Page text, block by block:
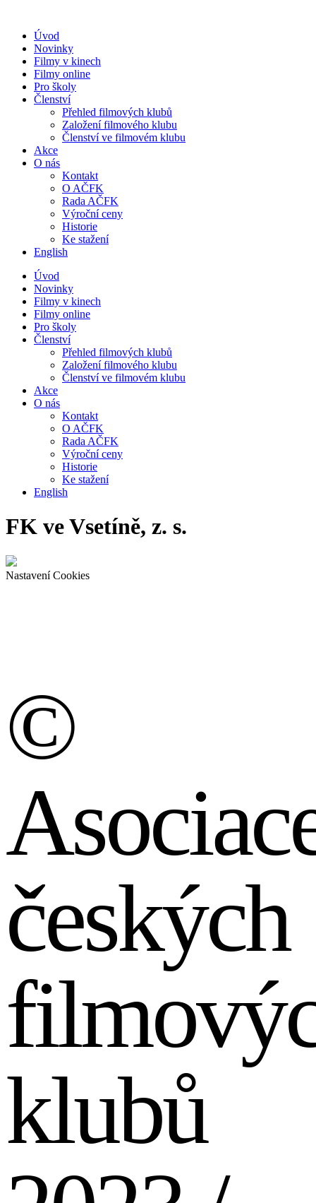
obsahuÚvod
Novinky
Filmy v kinech
Filmy online
Pro školy
Členství
Přehled filmových klubů
Založení filmového klubu
Členství ve filmovém klubu
Akce
O nás
Kontakt
O AČFK
Rada AČFK
Výroční ceny
Historie
Ke stažení
English
Úvod
Novinky
Filmy v kinech
Filmy online
Pro školy
Členství
Přehled filmových klubů
Založení filmového klubu
Členství ve filmovém klubu
Akce
O nás
Kontakt
O AČFK
Rada AČFK
Výroční ceny
Historie
Ke stažení
English
FK ve Vsetíně, z. s.
Nastavení Cookies
©
českých
klubů